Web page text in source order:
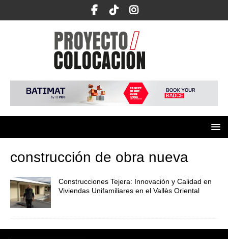
construcción de obra nueva
Construcciones Tejera: Innovación y Calidad en
Viviendas Unifamiliares en el Vallès Oriental